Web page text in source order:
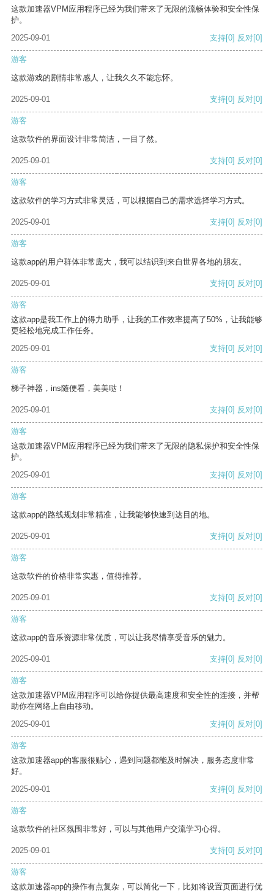
这款加速器VPM应用程序已经为我们带来了无限的流畅体验和安全性保
护。
2025-09-01
支持[0] 反对[0]
游客
这款游戏的剧情非常感人，让我久久不能忘怀。
2025-09-01 支持[0] 反对[0]
游客
这款软件的界面设计非常简洁，一目了然。
2025-09-01 支持[0] 反对[0]
游客
这款软件的学习方式非常灵活，可以根据自己的需求选择学习方式。
2025-09-01 支持[0] 反对[0]
游客
这款app的用户群体非常庞大，我可以结识到来自世界各地的朋友。
2025-09-01 支持[0] 反对[0]
游客
这款app是我工作上的得力助手，让我的工作效率提高了50%，让我能够
更轻松地完成工作任务。
2025-09-01
支持[0] 反对[0]
游客
梯子神器，ins随便看，美美哒！
2025-09-01 支持[0] 反对[0]
游客
这款加速器VPM应用程序已经为我们带来了无限的隐私保护和安全性保
护。
2025-09-01
支持[0] 反对[0]
游客
这款app的路线规划非常精准，让我能够快速到达目的地。
2025-09-01 支持[0] 反对[0]
游客
这款软件的价格非常实惠，值得推荐。
2025-09-01 支持[0] 反对[0]
游客
这款app的音乐资源非常优质，可以让我尽情享受音乐的魅力。
2025-09-01 支持[0] 反对[0]
游客
这款加速器VPM应用程序可以给你提供最高速度和安全性的连接，并帮
助你在网络上自由移动。
2025-09-01
支持[0] 反对[0]
游客
这款加速器app的客服很贴心，遇到问题都能及时解决，服务态度非常
好。
2025-09-01
支持[0] 反对[0]
游客
这款软件的社区氛围非常好，可以与其他用户交流学习心得。
2025-09-01 支持[0] 反对[0]
游客
这款加速器app的操作有点复杂，可以简化一下，比如将设置页面进行优